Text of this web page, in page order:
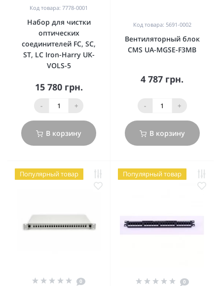
Код товара: 7778-0001
Набор для чистки
оптических
соединителей FC, SC,
ST, LC Iron-Harry UK-
VOLS-5
15 780 грн.
- +
В корзину
Код товара: 5691-0002
Вентиляторный блок
CMS UA-MGSE-F3MB
4 787 грн.
- +
В корзину
Популярный товар
0
Популярный товар
0